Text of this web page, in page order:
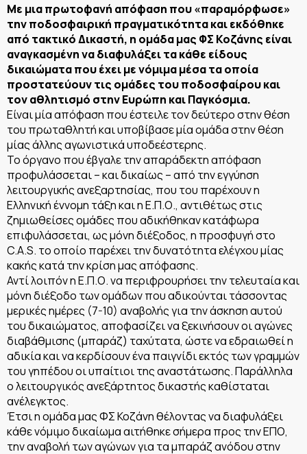
Με μια πρωτοφανή απόφαση που «παραμόρφωσε»
την ποδοσφαιρική πραγματικότητα και εκδόθηκε
από τακτικό Δικαστή, η ομάδα μας ΦΣ Κοζάνης είναι
αναγκασμένη να διαφυλάξει τα κάθε είδους
δικαιώματα που έχει με νόμιμα μέσα τα οποία
προστατεύουν τις ομάδες του ποδοσφαίρου και
τον αθλητισμό στην Ευρώπη και Παγκόσμια.
Είναι μία απόφαση που έστειλε τον δεύτερο στην θέση
του πρωταθλητή και υποβίβασε μία ομάδα στην θέση
μίας άλλης αγωνιστικά υποδεέστερης.
Το όργανο που έβγαλε την απαράδεκτη απόφαση
προφυλάσσεται – και δικαίως – από την εγγύηση
λειτουργικής ανεξαρτησίας, που του παρέχουν η
Ελληνική έννομη τάξη και η Ε.Π.Ο., αντιθέτως στις
ζημιωθείσες ομάδες που αδικήθηκαν κατάφωρα
επιφυλάσσεται, ως μόνη διέξοδος, η προσφυγή στο
C.A.S. το οποίο παρέχει την δυνατότητα ελέγχου μίας
κακής κατά την κρίση μας απόφασης.
Αντί λοιπόν η Ε.Π.Ο. να περιφρουρήσει την τελευταία και
μόνη διέξοδο των ομάδων που αδικούνται τάσσοντας
μερικές ημέρες (7-10) αναβολής για την άσκηση αυτού
του δικαιώματος, αποφασίζει να ξεκινήσουν οι αγώνες
διαβάθμισης (μπαράζ) ταχύτατα, ώστε να εδραιωθεί η
αδικία και να κερδίσουν ένα παιγνίδι εκτός των γραμμών
του γηπέδου οι υπαίτιοι της αναστάτωσης. Παράλληλα
ο λειτουργικός ανεξάρτητος δικαστής καθίσταται
ανέλεγκτος.
Έτσι η ομάδα μας ΦΣ Κοζάνη θέλοντας να διαφυλάξει
κάθε νόμιμο δικαίωμα αιτήθηκε σήμερα προς την ΕΠΟ,
την αναβολή των αγώνων για τα μπαράζ ανόδου στην